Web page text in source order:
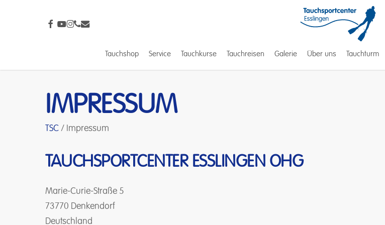
facebook
youtube
instagram
phone
email
Tauchshop Service Tauchkurse Tauchreisen Galerie Über uns Tauchturm
IMPRESSUM
TSC / Impressum
TAUCHSPORTCENTER ESSLINGEN OHG
Marie-Curie-Straße 5
73770 Denkendorf
Deutschland